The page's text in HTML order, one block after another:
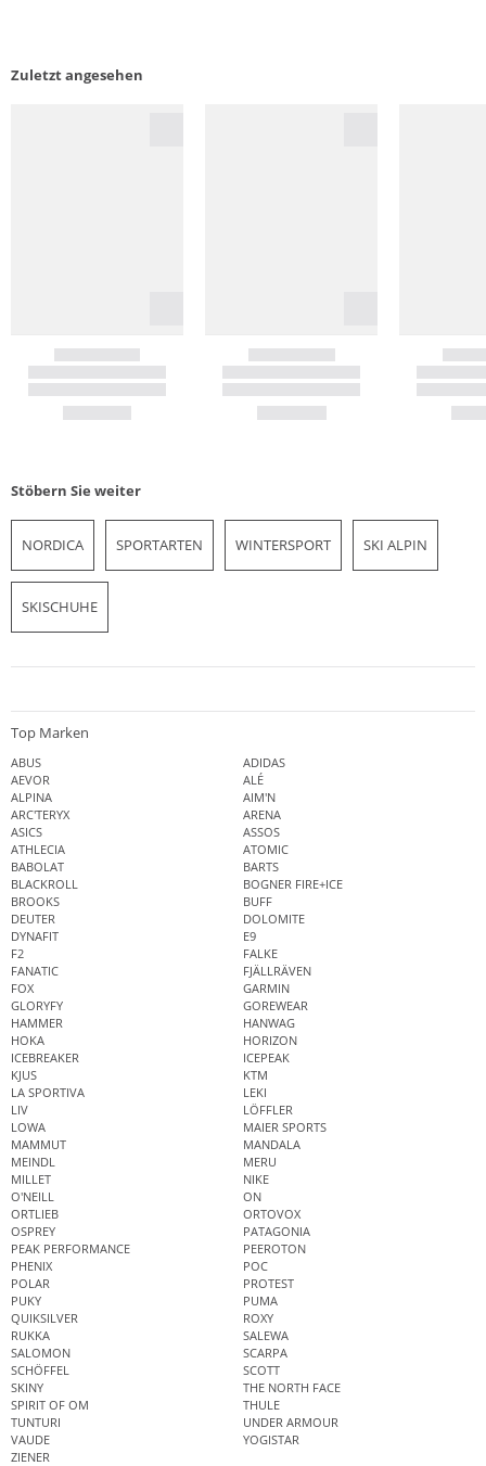
Zuletzt angesehen
Stöbern Sie weiter
NORDICA SPORTARTEN WINTERSPORT SKI ALPIN
SKISCHUHE
Top Marken
ABUS
ADIDAS
AEVOR
ALÉ
ALPINA
AIM'N
ARC'TERYX
ARENA
ASICS
ASSOS
ATHLECIA
ATOMIC
BABOLAT
BARTS
BLACKROLL
BOGNER FIRE+ICE
BROOKS
BUFF
DEUTER
DOLOMITE
DYNAFIT
E9
F2
FALKE
FANATIC
FJÄLLRÄVEN
FOX
GARMIN
GLORYFY
GOREWEAR
HAMMER
HANWAG
HOKA
HORIZON
ICEBREAKER
ICEPEAK
KJUS
KTM
LA SPORTIVA
LEKI
LIV
LÖFFLER
LOWA
MAIER SPORTS
MAMMUT
MANDALA
MEINDL
MERU
MILLET
NIKE
O'NEILL
ON
ORTLIEB
ORTOVOX
OSPREY
PATAGONIA
PEAK PERFORMANCE
PEEROTON
PHENIX
POC
POLAR
PROTEST
PUKY
PUMA
QUIKSILVER
ROXY
RUKKA
SALEWA
SALOMON
SCARPA
SCHÖFFEL
SCOTT
SKINY
THE NORTH FACE
SPIRIT OF OM
THULE
TUNTURI
UNDER ARMOUR
VAUDE
YOGISTAR
ZIENER